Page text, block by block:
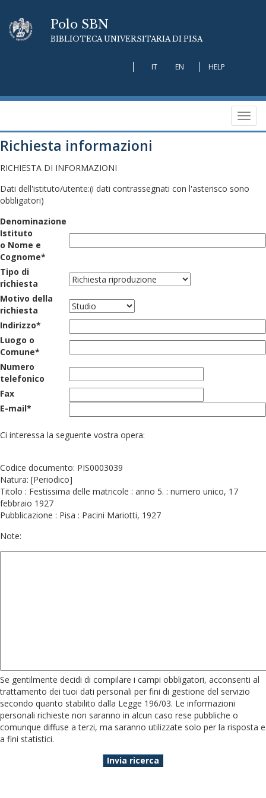
Polo SBN
BIBLIOTECA UNIVERSITARIA DI PISA
IT EN HELP
Richiesta informazioni
RICHIESTA DI INFORMAZIONI
Dati dell'istituto/utente:(i dati contrassegnati con l'asterisco sono
obbligatori)
Denominazione
Istituto
o Nome e
Cognome*
Tipo di
richiesta
Motivo della
richiesta
Indirizzo*
Luogo o
Comune*
Numero
telefonico
Fax
E-mail*
Ci interessa la seguente vostra opera:
Codice documento: PIS0003039
Natura: [Periodico]
Titolo : Festissima delle matricole : anno 5. : numero unico, 17
febbraio 1927
Pubblicazione : Pisa : Pacini Mariotti, 1927
Note:
Se gentilmente decidi di compilare i campi obbligatori, acconsenti al
trattamento dei tuoi dati personali per fini di gestione del servizio
secondo quanto stabilito dalla Legge 196/03. Le informazioni
personali richieste non saranno in alcun caso rese pubbliche o
comunque diffuse a terzi, ma saranno utilizzate solo per la risposta e
a fini statistici.